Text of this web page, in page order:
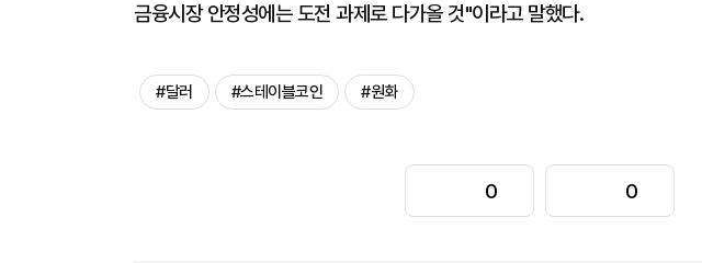
금융시장 안정성에는 도전 과제로 다가올 것"이라고 말했다.
#달러 #스테이블코인 #원화
0 0